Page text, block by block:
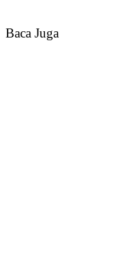
Baca Juga